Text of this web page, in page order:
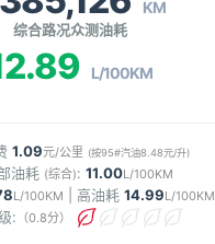
KM
综合路况众测油耗
L/100KM
1.09元/公里 (按95#汽油8.48元/升)
油耗 (综合): 11.00L/100KM
L/100KM | 高油耗 14.99L/100KM
: （0.8分）